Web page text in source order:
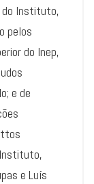
do Instituto,
pelos
do Inep,
e de
e Luís